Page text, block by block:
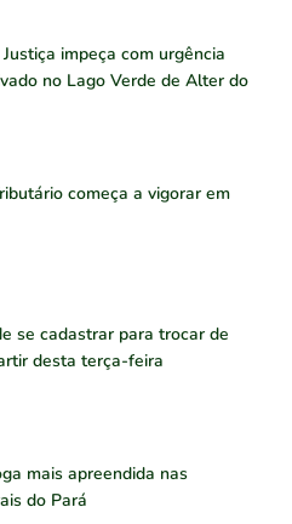
impeça com urgência
no Lago Verde de Alter do
começa a vigorar em
se cadastrar para trocar de
desta terça-feira
mais apreendida nas
do Pará